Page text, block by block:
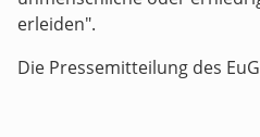
erleiden".
Die Pressemitteilung des